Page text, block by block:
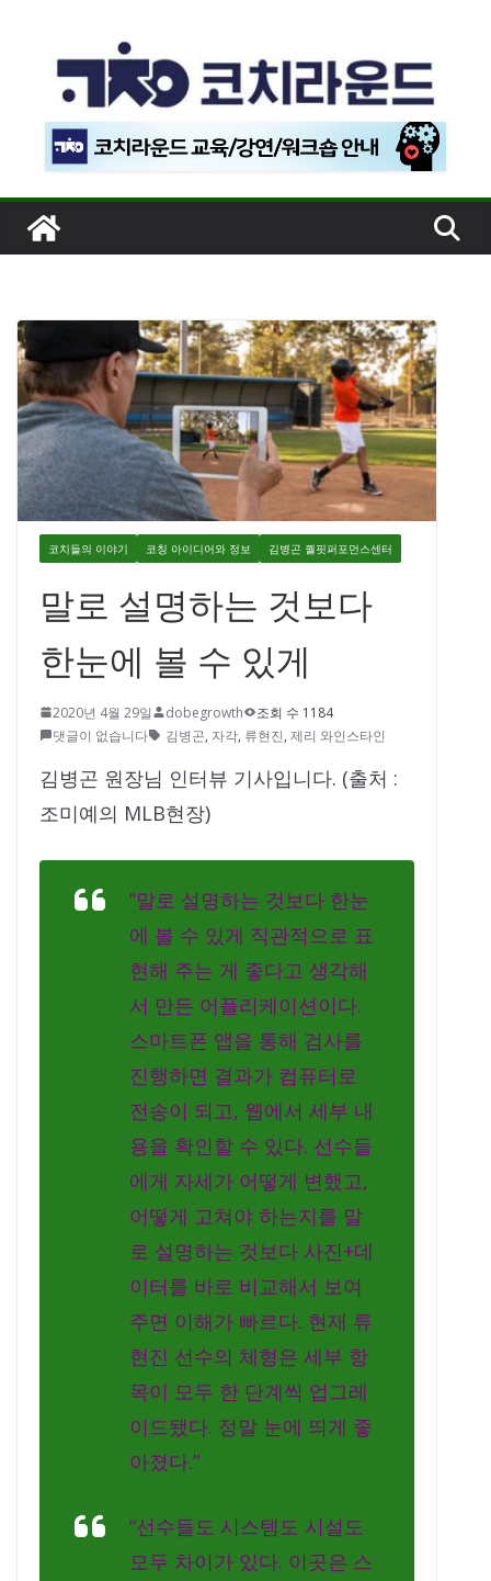
너
기
코치들의 이야기 코칭 아이디어와 정보 김병곤 퀄핏퍼포먼스센터
말로 설명하는 것보다
한눈에 볼 수 있게
2020년 4월 29일 dobegrowth
조회 수 1184
댓글이 없습니다
김병곤, 자각, 류현진, 제리 와인스타인
김병곤 원장님 인터뷰 기사입니다. (출처 :
조미예의 MLB현장)
“말로 설명하는 것보다 한눈
에 볼 수 있게 직관적으로 표
현해 주는 게 좋다고 생각해
서 만든 어플리케이션이다.
스마트폰 앱을 통해 검사를
진행하면 결과가 컴퓨터로
전송이 되고, 웹에서 세부 내
용을 확인할 수 있다. 선수들
에게 자세가 어떻게 변했고,
어떻게 고쳐야 하는지를 말
로 설명하는 것보다 사진+데
이터를 바로 비교해서 보여
주면 이해가 빠르다. 현재 류
현진 선수의 체형은 세부 항
목이 모두 한 단계씩 업그레
이드됐다. 정말 눈에 띄게 좋
아졌다.”
“선수들도 시스템도 시설도
모두 차이가 있다. 이곳은 스